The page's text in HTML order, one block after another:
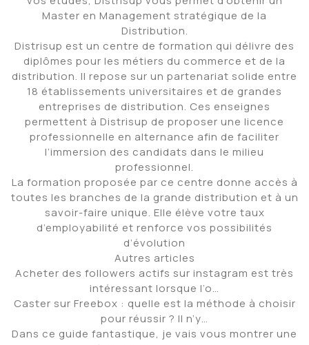
Master en Management stratégique de la
Distribution.
Distrisup est un centre de formation qui délivre des
diplômes pour les métiers du commerce et de la
distribution. Il repose sur un partenariat solide entre
18 établissements universitaires et de grandes
entreprises de distribution. Ces enseignes
permettent à Distrisup de proposer une licence
professionnelle en alternance afin de faciliter
l’immersion des candidats dans le milieu
professionnel.
La formation proposée par ce centre donne accès à
toutes les branches de la grande distribution et à un
savoir-faire unique. Elle élève votre taux
d’employabilité et renforce vos possibilités
d’évolution
Autres articles
Acheter des followers actifs sur instagram est très
intéressant lorsque l’o…
Caster sur Freebox : quelle est la méthode à choisir
pour réussir ? Il n’y…
Dans ce guide fantastique, je vais vous montrer une